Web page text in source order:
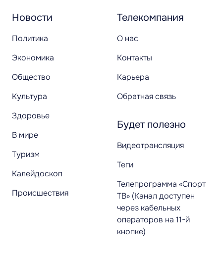
Новости
Политика
Экономика
Общество
Культура
Здоровье
В мире
Туризм
Калейдоскоп
Происшествия
Телекомпания
О нас
Контакты
Карьера
Обратная связь
Будет полезно
Видеотрансляция
Теги
Телепрограмма «Спорт
ТВ» (Канал доступен
через кабельных
операторов на 11-й
кнопке)